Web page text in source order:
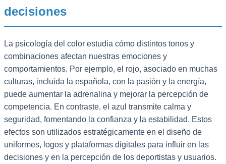
decisiones
La psicología del color estudia cómo distintos tonos y
combinaciones afectan nuestras emociones y
comportamientos. Por ejemplo, el rojo, asociado en muchas
culturas, incluida la española, con la pasión y la energía,
puede aumentar la adrenalina y mejorar la percepción de
competencia. En contraste, el azul transmite calma y
seguridad, fomentando la confianza y la estabilidad. Estos
efectos son utilizados estratégicamente en el diseño de
uniformes, logos y plataformas digitales para influir en las
decisiones y en la percepción de los deportistas y usuarios.